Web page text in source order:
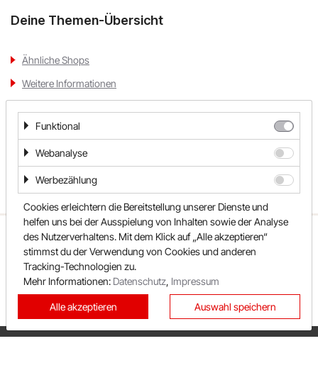
Ulla Popken
Peek & Cloppenburg
Lounge by Zalando
xxxLutz
OTTO
BADER
Bosch Hausgeräte
EMP
CAMP DAVID & SOCCX
Deine Themen-Übersicht
Ähnliche Shops
Weitere Informationen
Kategorien
Hotel, Ressort & Appartment
ÜBER UNS UNSER TEAM
FAQ
REWARDO
KONTAKT
SHOPS
SONDERAKTIONEN
NEUESTE GUTSCHEINE
TOP GUTSCHEINE
EXKLUSIVE GUTSCHEINE
Funktional
Webanalyse
Werbezählung
Cookies erleichtern die Bereitstellung unserer Dienste und
helfen uns bei der Ausspielung von Inhalten sowie der Analyse
des Nutzerverhaltens. Mit dem Klick auf „Alle akzeptieren“
stimmst du der Verwendung von Cookies und anderen
Tracking-Technologien zu.
Mehr Informationen: Datenschutz, Impressum
Alle akzeptieren Auswahl speichern